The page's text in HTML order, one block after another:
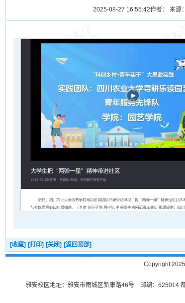
2025-08-27 16:55:42作者： 来源
[收藏] [打印] [关闭] [返回顶部]
Copyright
雅安校区地址：雅安市雨城区新康路46号 邮编：625014